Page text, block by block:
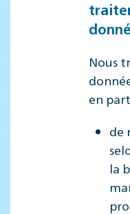
Nous
en
de
la